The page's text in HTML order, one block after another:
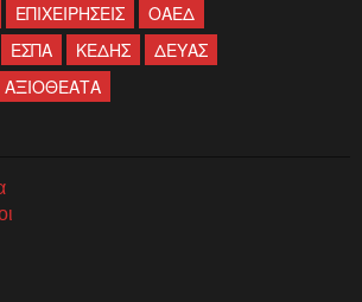
ΕΠΙΧΕΙΡΗΣΕΙΣ
ΟΑΕΔ
ΕΣΠΑ ΚΕΔΗΣ
ΔΕΥΑΣ
ΑΞΙΟΘΕΑΤΑ